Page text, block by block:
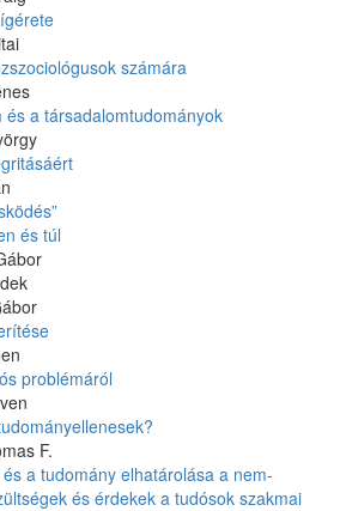
számára
és a társadalomtudományok
és túl
problémáról
F.
a tudomány elhatárolása a nem-
és érdekek a tudósok szakmai